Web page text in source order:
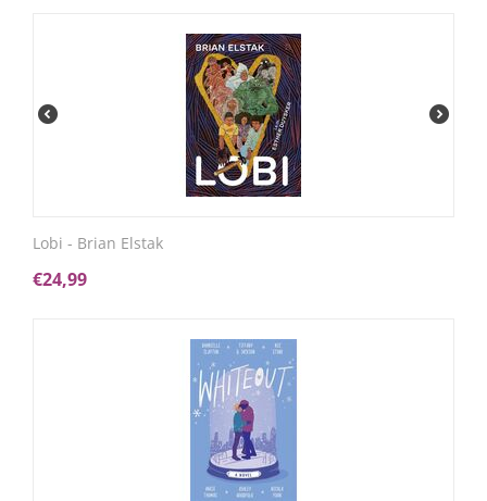
Lobi - Brian Elstak
€24,99